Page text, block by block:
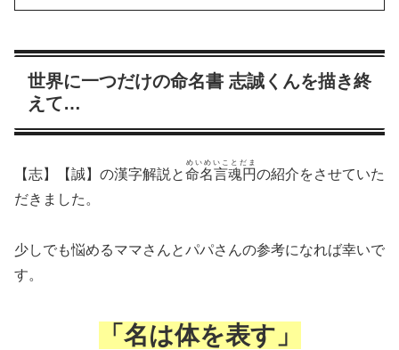
世界に一つだけの命名書 志誠くんを描き終
えて…
【志】【誠】の漢字解説と命名言魂円
めいめいことだま
の紹介をさせていた
だきました。
少しでも悩めるママさんとパパさんの参考になれば幸いで
す。
「名は体を表す」